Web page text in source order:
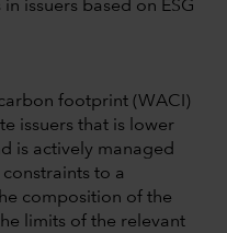
issuers based on ESG
footprint (WACI)
issuers that is lower
is actively managed
to a
composition of the
limits of the relevant